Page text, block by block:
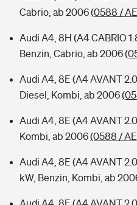
Cabrio, ab 2006(0588 /
Audi A4, 8H (A4 CABRIO
Benzin, Cabrio, ab 2006
Audi A4, 8E (A4 AVANT
Diesel, Kombi, ab 2006
Audi A4, 8E (A4 AVANT
Kombi, ab 2006(0588 /
Audi A4, 8E (A4 AVANT
kW, Benzin, Kombi, ab